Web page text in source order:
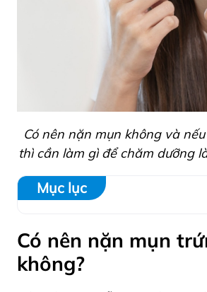
Có nên nặn mụn không và
thì cần làm gì để chăm dưỡng
Mục lục
Có nên nặn mụn
không?